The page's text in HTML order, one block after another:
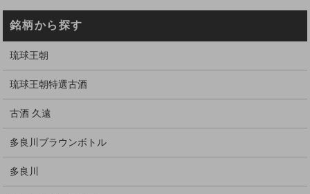
銘柄から探す
琉球王朝
琉球王朝特選古酒
古酒 久遠
多良川ブラウンボトル
多良川